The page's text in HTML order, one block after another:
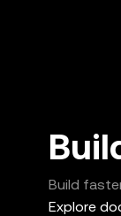
Build
Explore